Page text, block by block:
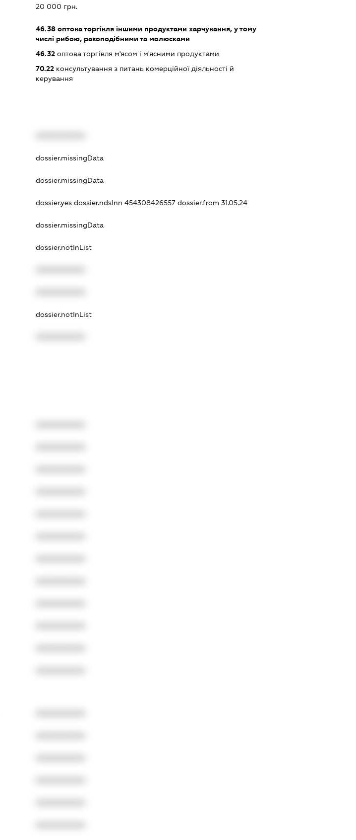
20 000 грн.
46.38оптова торгівля іншими продуктами харчування, у тому
числі рибою, ракоподібними та молюсками
46.32оптова торгівля м'ясом і м'ясними продуктами
70.22консультування з питань комерційної діяльності й
керування
dossier.missingData
dossier.missingData
dossier.yes dossier.ndsInn 454308426557 dossier.from 31.05.24
dossier.missingData
dossier.notInList
dossier.notInList